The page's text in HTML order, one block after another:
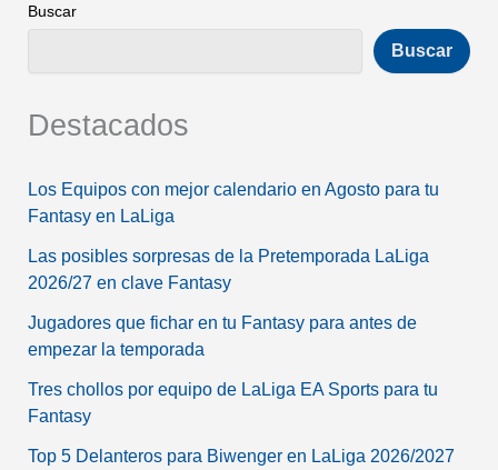
Buscar
Buscar
Destacados
Los Equipos con mejor calendario en Agosto para tu
Fantasy en LaLiga
Las posibles sorpresas de la Pretemporada LaLiga
2026/27 en clave Fantasy
Jugadores que fichar en tu Fantasy para antes de
empezar la temporada
Tres chollos por equipo de LaLiga EA Sports para tu
Fantasy
Top 5 Delanteros para Biwenger en LaLiga 2026/2027